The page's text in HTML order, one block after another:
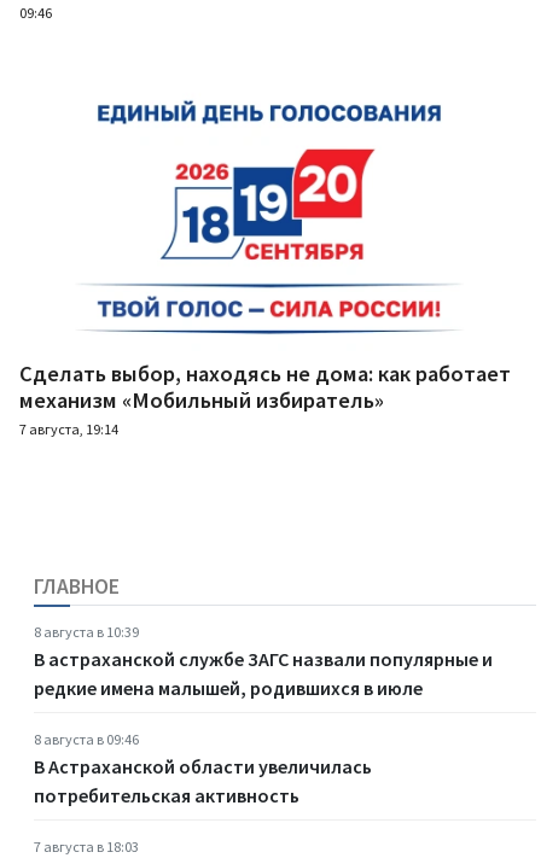
09:46
Сделать выбор, находясь не дома: как работает
механизм «Мобильный избиратель»
7 августа, 19:14
ГЛАВНОЕ
8 августа в 10:39
В астраханской службе ЗАГС назвали популярные и
редкие имена малышей, родившихся в июле
8 августа в 09:46
В Астраханской области увеличилась
потребительская активность
7 августа в 18:03